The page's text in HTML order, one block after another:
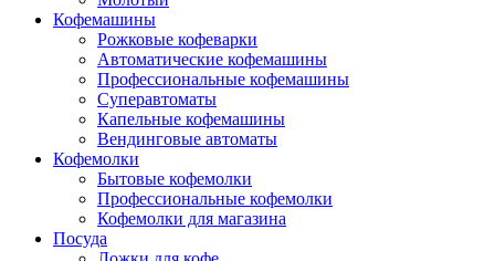
Кофемашины
Рожковые кофеварки
Автоматические кофемашины
Профессиональные кофемашины
Суперавтоматы
Капельные кофемашины
Вендинговые автоматы
Кофемолки
Бытовые кофемолки
Профессиональные кофемолки
Кофемолки для магазина
Посуда